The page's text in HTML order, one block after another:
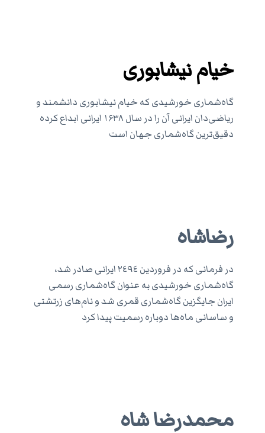
خیام نیشابوری
گاه‌شماری خورشیدی که خیام نیشابوری دانشمند و
ریاضی‌دان ایرانی آن را در سال ۱۶٣٨ ایرانی ابداع کرده
دقیق‌ترین گاه‌شماری جهان است
رضاشاه
در فرمانی که در فروردین ٢٤٩٤ ایرانی صادر شد،
گاه‌شماری خورشیدی به عنوان گاه‌شماری رسمی
ایران جایگزین گاه‌شماری قمری شد و نام‌های زرتشتی
و ساسانی ماه‌ها دوباره رسمیت پیدا کرد
محمدرضا شاه